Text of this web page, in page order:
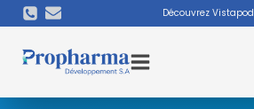
Découvrez Vistapod